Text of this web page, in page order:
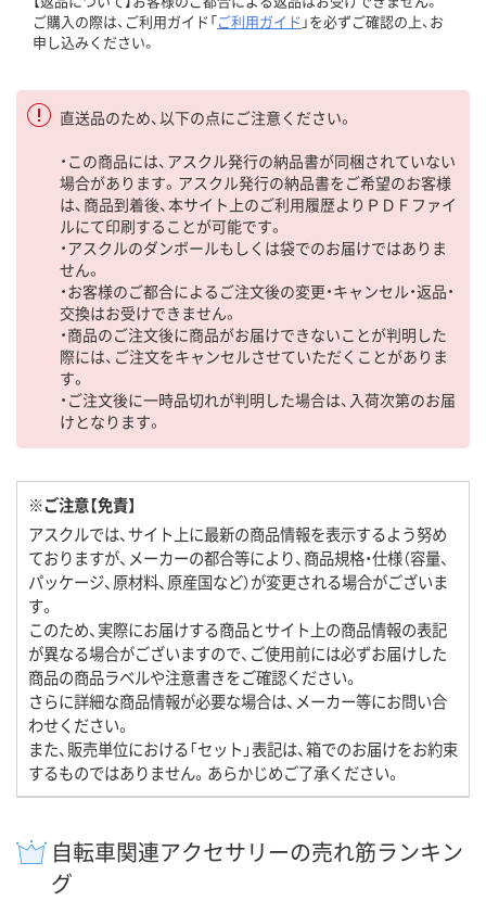
ご購入の際は、ご利用ガイド「ご利用ガイド 」を必ずご確認の上、お
申し込みください。
直送品のため、以下の点にご注意ください。
・この商品には、アスクル発行の納品書が同梱されていない
場合があります。アスクル発行の納品書をご希望のお客様
は、商品到着後、本サイト上のご利用履歴よりＰＤＦファイ
ルにて印刷することが可能です。
・アスクルのダンボールもしくは袋でのお届けではありま
せん。
・お客様のご都合によるご注文後の変更・キャンセル・返品・
交換はお受けできません。
・商品のご注文後に商品がお届けできないことが判明した
際には、ご注文をキャンセルさせていただくことがありま
す。
・ご注文後に一時品切れが判明した場合は、入荷次第のお届
けとなります。
※ご注意【免責】
アスクルでは、サイト上に最新の商品情報を表示するよう努め
ておりますが、メーカーの都合等により、商品規格・仕様（容量、
パッケージ、原材料、原産国など）が変更される場合がございま
す。
このため、実際にお届けする商品とサイト上の商品情報の表記
が異なる場合がございますので、ご使用前には必ずお届けした
商品の商品ラベルや注意書きをご確認ください。
さらに詳細な商品情報が必要な場合は、メーカー等にお問い合
わせください。
また、販売単位における「セット」表記は、箱でのお届けをお約束
するものではありません。あらかじめご了承ください。
自転車関連アクセサリーの売れ筋ランキン
グ